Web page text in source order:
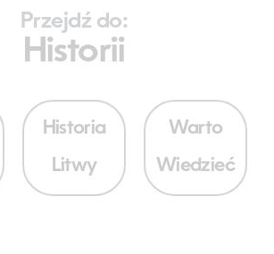
Przejdź do:
Historii
Historia
Litwy
Warto
Wiedzieć